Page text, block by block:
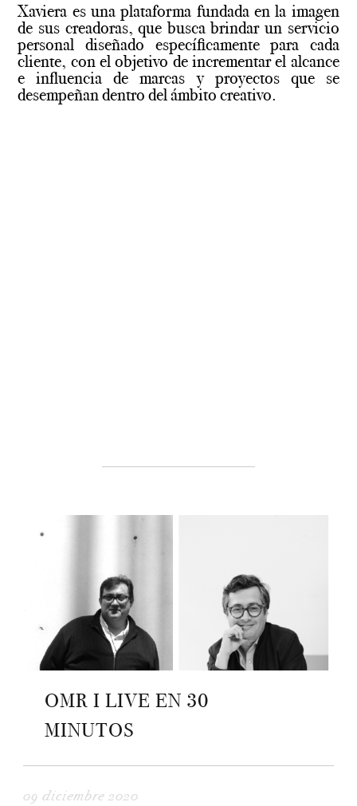
Xaviera es una plataforma fundada en la imagen
de sus creadoras, que busca brindar un servicio
personal diseñado específicamente para cada
cliente, con el objetivo de incrementar el alcance
e influencia de marcas y proyectos que se
desempeñan dentro del ámbito creativo.
OMR I LIVE EN 30
MINUTOS
09 diciembre 2020